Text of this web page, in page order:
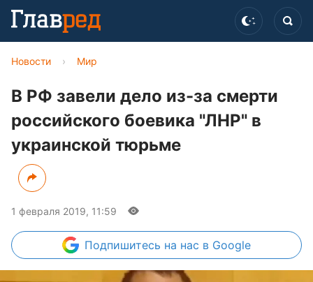
Новости › Мир
В РФ завели дело из-за смерти
российского боевика "ЛНР" в
украинской тюрьме
1 февраля 2019, 11:59
Подпишитесь на нас в Google